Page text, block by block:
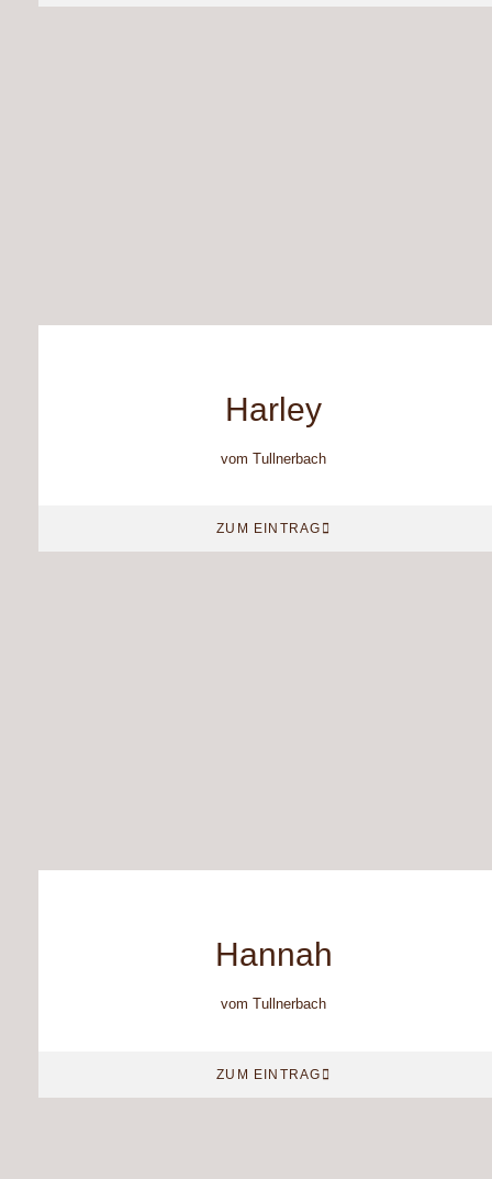
Harley
vom Tullnerbach
ZUM EINTRAG
Hannah
vom Tullnerbach
ZUM EINTRAG